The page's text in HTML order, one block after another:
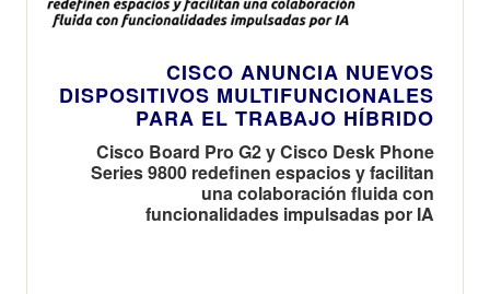
CISCO ANUNCIA NUEVOS
DISPOSITIVOS MULTIFUNCIONALES
PARA EL TRABAJO HÍBRIDO
Cisco Board Pro G2 y Cisco Desk Phone
Series 9800 redefinen espacios y facilitan
una colaboración fluida con
funcionalidades impulsadas por IA